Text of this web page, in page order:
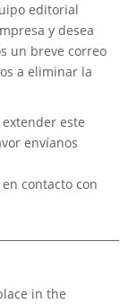
editorial
y desea
un breve correo
a eliminar la
este
envíanos
contacto con
in the